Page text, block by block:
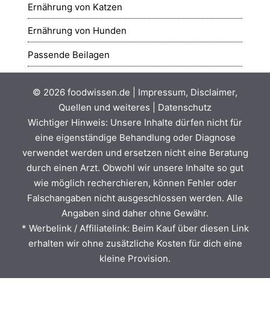
Ernährung von Katzen
Ernährung von Hunden
Passende Beilagen
© 2026 foodwissen.de
Impressum, Disclaimer,
Quellen und weiteres
Datenschutz
Wichtiger Hinweis: Unsere Inhalte dürfen nicht für
eine eigenständige Behandlung oder Diagnose
verwendet werden und ersetzen nicht eine Beratung
durch einen Arzt. Obwohl wir unsere Inhalte so gut
wie möglich recherchieren, können Fehler oder
Falschangaben nicht ausgeschlossen werden. Alle
Angaben sind daher ohne Gewähr.
* Werbelink / Affiliatelink: Beim Kauf über diesen Link
erhalten wir ohne zusätzliche Kosten für dich eine
kleine Provision.